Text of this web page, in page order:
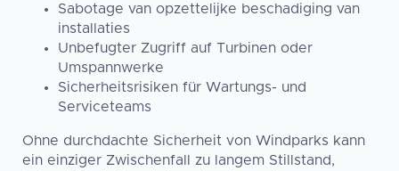
Sabotage van opzettelijke beschadiging van
installaties
Unbefugter Zugriff auf Turbinen oder
Umspannwerke
Sicherheitsrisiken für Wartungs- und
Serviceteams
Ohne durchdachte Sicherheit von Windparks kann
ein einziger Zwischenfall zu langem Stillstand,